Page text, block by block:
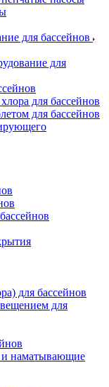
для бассейнов
для
для бассейнов
для бассейнов
для бассейнов
для
и наматывающие